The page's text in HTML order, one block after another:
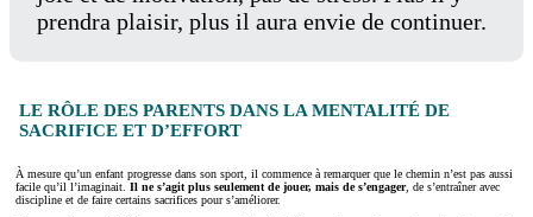
prendra plaisir, plus il aura envie de continuer.
LE RÔLE DES PARENTS DANS LA MENTALITÉ DE
SACRIFICE ET D’EFFORT
À mesure qu’un enfant progresse dans son sport, il commence à remarquer que le chemin n’est pas aussi
facile qu’il l’imaginait. Il ne s’agit plus seulement de jouer, mais de s’engager, de s’entraîner avec
discipline et de faire certains sacrifices pour s’améliorer.